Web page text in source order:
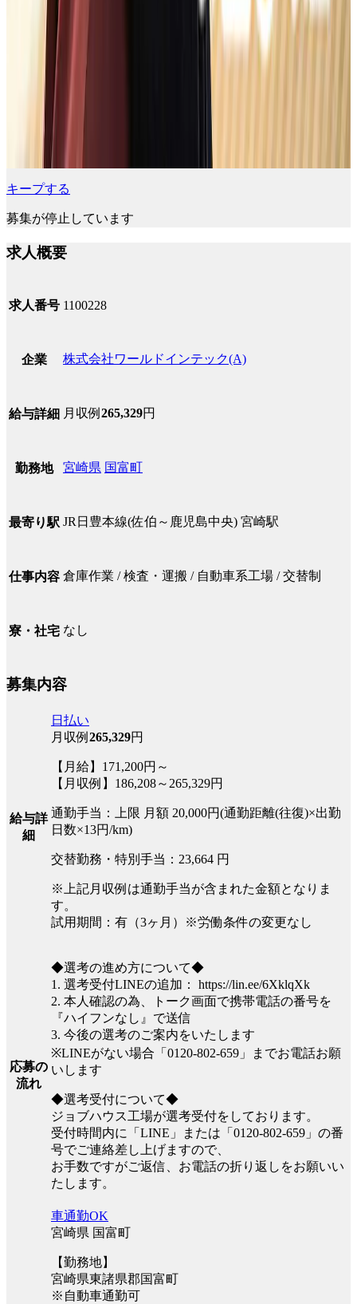
キープする
募集が停止しています
求人概要
求人番号 1100228
企業 株式会社ワールドインテック(A)
給与詳細 月収例 265,329円
勤務地 宮崎県 国富町
最寄り駅 JR日豊本線(佐伯～鹿児島中央) 宮崎駅
仕事内容 倉庫作業 / 検査・運搬 / 自動車系工場 / 交替制
寮・社宅 なし
募集内容
給与詳
細
日払い
月収例 265,329円
【月給】171,200円～
【月収例】186,208～265,329円
通勤手当：上限 月額 20,000円(通勤距離(往復)×出勤
日数×13円/km)
交替勤務・特別手当：23,664 円
※上記月収例は通勤手当が含まれた金額となりま
す。
試用期間：有（3ヶ月）※労働条件の変更なし
応募の
流れ
◆選考の進め方について◆
1. 選考受付LINEの追加： https://lin.ee/6XklqXk
2. 本人確認の為、トーク画面で携帯電話の番号を
『ハイフンなし』で送信
3. 今後の選考のご案内をいたします
※LINEがない場合「0120-802-659」までお電話お願
いします
◆選考受付について◆
ジョブハウス工場が選考受付をしております。
受付時間内に「LINE」または「0120-802-659」の番
号でご連絡差し上げますので、
お手数ですがご返信、お電話の折り返しをお願いい
たします。
車通勤OK
宮崎県 国富町
【勤務地】
宮崎県東諸県郡国富町
※自動車通勤可